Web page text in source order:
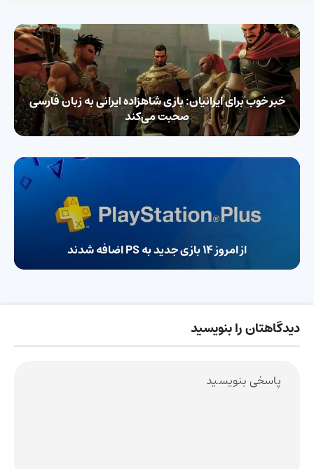
خبر خوب برای ایرانیان:‌ بازی شاهزاده ایرانی به زبان فارسی
صحبت می‌کند
از امروز ۱۴ بازی جدید به PS اضافه شدند
دیدگاهتان را بنویسید